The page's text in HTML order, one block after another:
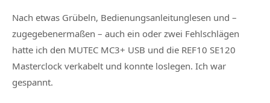
Nach etwas Grübeln, Bedienungsanleitunglesen und –
zugegebenermaßen – auch ein oder zwei Fehlschlägen
hatte ich den MUTEC MC3+ USB und die REF10 SE120
Masterclock verkabelt und konnte loslegen. Ich war
gespannt.